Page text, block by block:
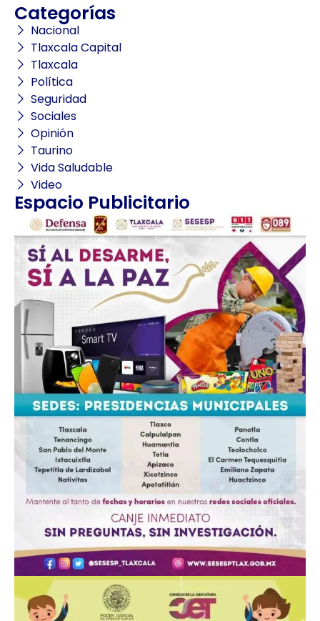
Categorías
Nacional
Tlaxcala Capital
Tlaxcala
Política
Seguridad
Sociales
Opinión
Taurino
Vida Saludable
Video
Espacio Publicitario